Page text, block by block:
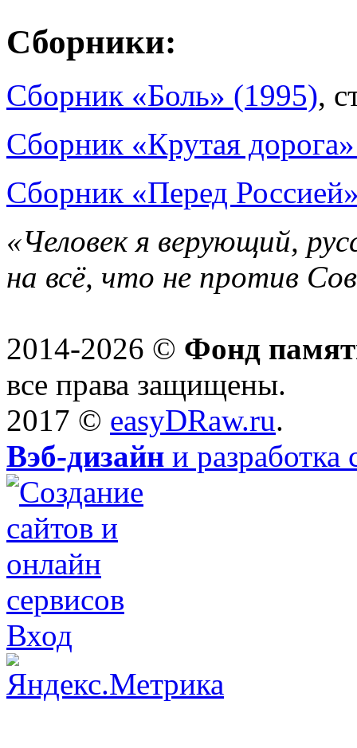
Сборники:
Сборник «Боль» (1995),
Сборник «Крутая
Сборник «Перед
«Человек я верующий,
на всё, что не против
2014-2026 © Фонд
все права защищены.
2017 © easyDRaw.ru.
Вэб-дизайн и разработка
Вход